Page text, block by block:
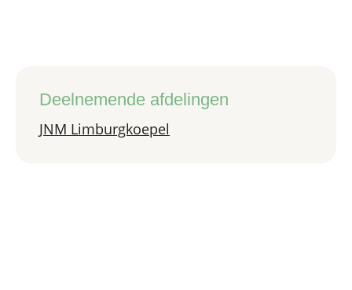
Deelnemende afdelingen
JNM Limburgkoepel